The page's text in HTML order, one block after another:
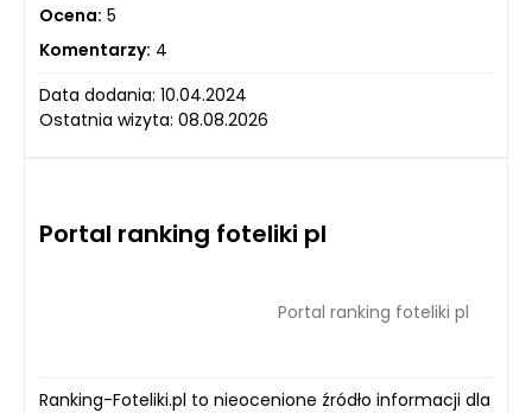
Ocena: 5
Komentarzy: 4
Data dodania: 10.04.2024
Ostatnia wizyta: 08.08.2026
Portal ranking foteliki pl
Portal ranking foteliki pl
Ranking-Foteliki.pl to nieocenione źródło informacji dla